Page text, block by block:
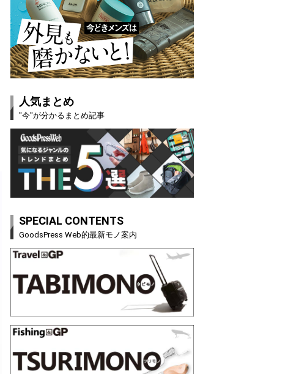
人気まとめ
"今"が分かるまとめ記事
SPECIAL CONTENTS
GoodsPress Web的最新モノ案内